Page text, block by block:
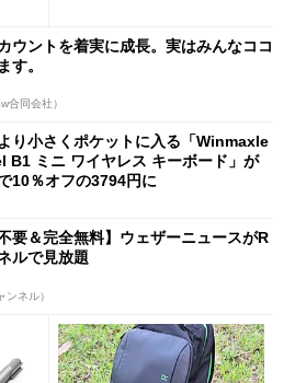
ウントを着実に成長。実はみんなココ
す。
合同会社）
り小さくポケットに入る「Winmaxle
B1 ミニ ワイヤレス キーボード」が
10％オフの3794円に
不要＆完全無料】ウェザーニュースがR
ルで見放題
ンネル）